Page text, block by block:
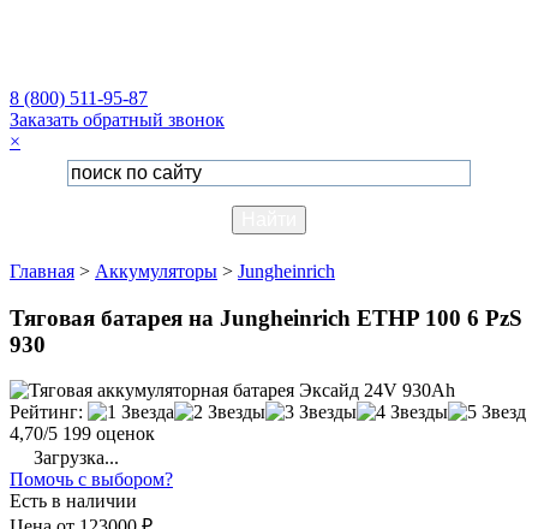
8 (800) 511-95-87
Заказать обратный звонок
×
Главная > Аккумуляторы > Jungheinrich
Тяговая батарея на Jungheinrich ETHP 100 6 PzS
930
Рейтинг:
4,70/5 199 оценок
Загрузка...
Помочь с выбором?
Есть в наличии